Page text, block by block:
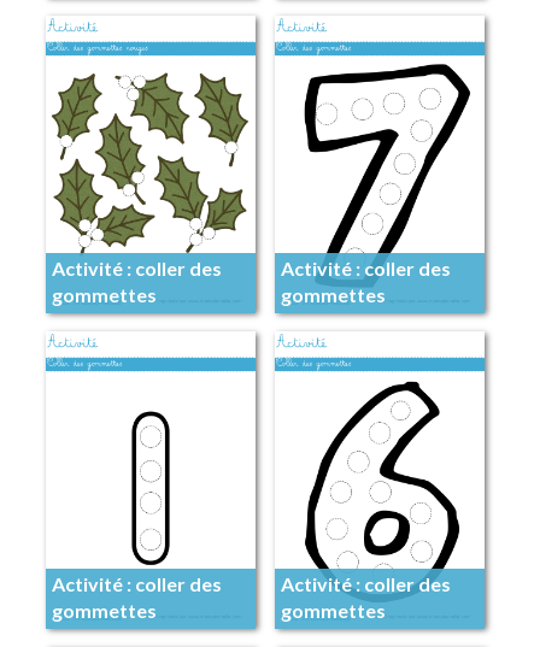
Activité : coller des
gommettes
Activité : coller des
gommettes
Activité : coller des
gommettes
Activité : coller des
gommettes